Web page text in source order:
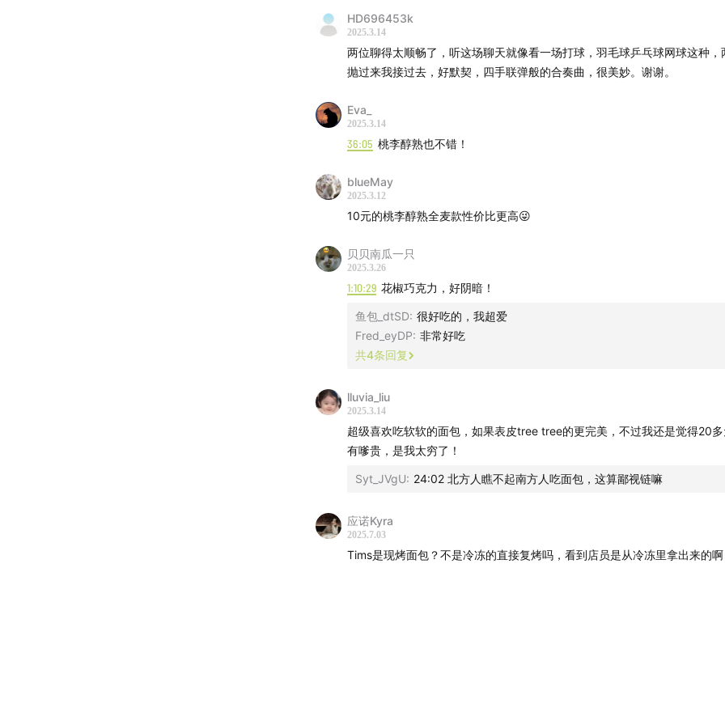
CIB烘焙技术研究所
《只有1%全麦粉也能叫全麦面包？非常遗憾，是的。》
只有1%全麦粉也能叫全麦面包？非常遗憾，是的。
HD696453k
2025.3.14
两位聊得太顺畅了，听这场聊天就像看一场打球，羽毛球乒乓球网球这种，
抛过来我接过去，好默契，四手联弹般的合奏曲，很美妙。谢谢。
Eva_
2025.3.14
36:05 桃李醇熟也不错！
blueMay
2025.3.12
10元的桃李醇熟全麦款性价比更高😜
贝贝南瓜一只
2025.3.26
1:10:29 花椒巧克力，好阴暗！
鱼包_dtSD: 很好吃的，我超爱
Fred_eyDP: 非常好吃
共4条回复
lluvia_liu
2025.3.14
超级喜欢吃软软的面包，如果表皮tree tree的更完美，不过我还是觉得20
有嗲贵，是我太穷了！
Syt_JVgU: 24:02 北方人瞧不起南方人吃面包，这算鄙视链嘛
应诺Kyra
2025.7.03
Tims是现烤面包？不是冷冻的直接复烤吗，看到店员是从冷冻里拿出来的啊